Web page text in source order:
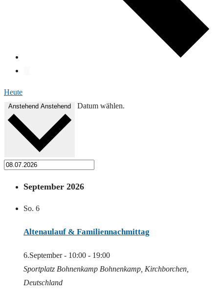
Heute
Anstehend Anstehend Datum wählen.
September 2026
So. 6
Altenaulauf & Familiennachmittag
6.September - 10:00 - 19:00
Sportplatz Bohnenkamp Bohnenkamp, Kirchborchen,
Deutschland